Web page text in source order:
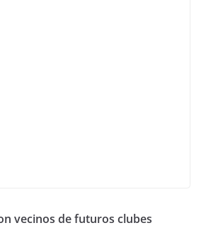
vecinos de futuros clubes